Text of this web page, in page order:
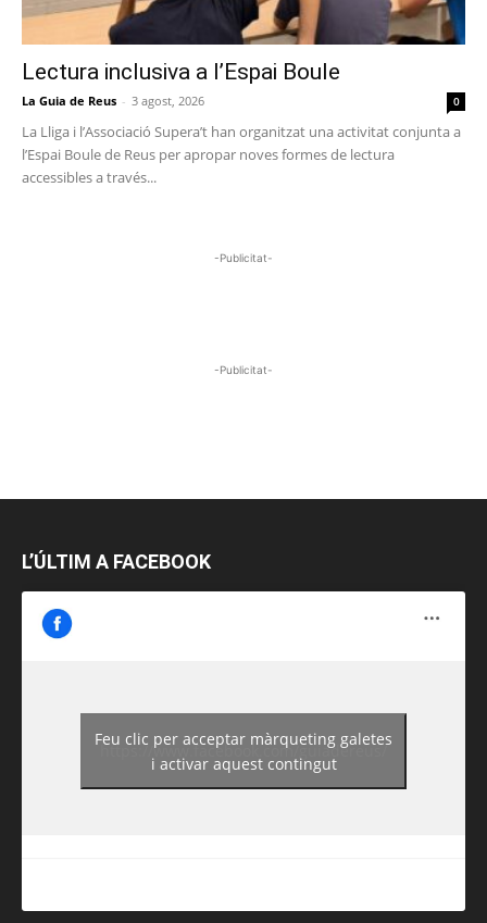
Lectura inclusiva a l’Espai Boule
La Guia de Reus - 3 agost, 2026 0
La Lliga i l’Associació Supera’t han organitzat una activitat conjunta a
l’Espai Boule de Reus per apropar noves formes de lectura
accessibles a través...
-Publicitat-
-Publicitat-
L’ÚLTIM A FACEBOOK
https://www.facebook.com/guiadereus/
Feu clic per acceptar màrqueting galetes
i activar aquest contingut